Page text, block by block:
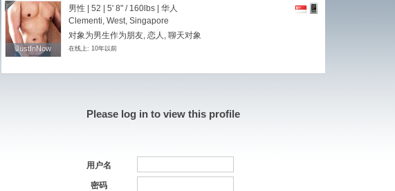
JustInNow
JustInNow
男性 | 52 | 5' 8" / 160lbs | 华人
Clementi, West, Singapore
对象为男生作为朋友, 恋人, 聊天对象
在线上: 10年以前
Please log in to view this profile
用户名
密码